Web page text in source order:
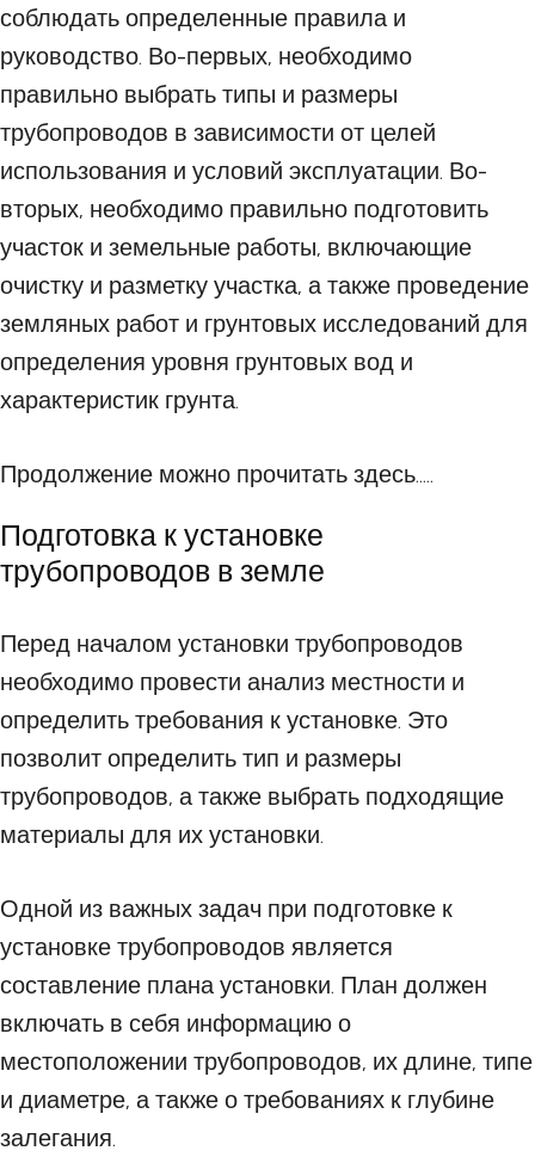
соблюдать определенные правила и
руководство. Во-первых, необходимо
правильно выбрать типы и размеры
трубопроводов в зависимости от целей
использования и условий эксплуатации. Во-
вторых, необходимо правильно подготовить
участок и земельные работы, включающие
очистку и разметку участка, а также проведение
земляных работ и грунтовых исследований для
определения уровня грунтовых вод и
характеристик грунта.
Продолжение можно прочитать здесь.....
Подготовка к установке
трубопроводов в земле
Перед началом установки трубопроводов
необходимо провести анализ местности и
определить требования к установке. Это
позволит определить тип и размеры
трубопроводов, а также выбрать подходящие
материалы для их установки.
Одной из важных задач при подготовке к
установке трубопроводов является
составление плана установки. План должен
включать в себя информацию о
местоположении трубопроводов, их длине, типе
и диаметре, а также о требованиях к глубине
залегания.